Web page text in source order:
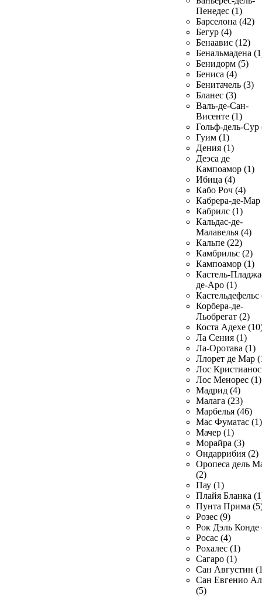
Пенедес (1)
Барселона (42)
Бегур (4)
Бенаавис (12)
Бенальмадена
Бенидорм (5)
Бениса (4)
Бенитачель (3)
Бланес (3)
Валь-де-Сан-
Висенте (1)
Гольф-дель-Сур
Гуим (1)
Дения (1)
Деэса де
Кампоамор (1)
Ибица (4)
Кабо Роч (4)
Кабрера-де-Мар
Кабрилс (1)
Кальдас-де-
Малавелья (4)
Кальпе (22)
Камбрильс (2)
Кампоамор (1)
Кастель-
де-Аро (1)
Кастельдефельс
Корбера-де-
Льобрегат (2)
Коста Адехе
Ла Сения (1)
Ла-Оротава (1)
Ллорет де Мар
Лос
Лос Менорес (1)
Мадрид (4)
Малага (23)
Марбелья (46)
Мас Фуматас (1)
Мачер (1)
Морайра (3)
Ондаррибия (2)
Оропеса дель
(2)
Пау (1)
Плайя Бланка
Пунта Прима
Розес (9)
Рок Дэль Конде
Росас (4)
Рохалес (1)
Сагаро (1)
Сан Августин
Сан Евгенио
(5)